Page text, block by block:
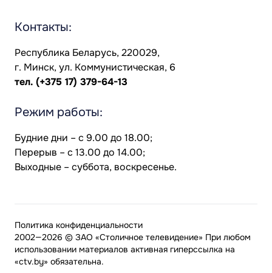
Контакты:
Республика Беларусь, 220029,
г. Минск, ул. Коммунистическая, 6
тел. (+375 17) 379-64-13
Режим работы:
Будние дни – с 9.00 до 18.00;
Перерыв – с 13.00 до 14.00;
Выходные – суббота, воскресенье.
2002—2026 © ЗАО «Столичное телевидение» При любом
использовании материалов активная гиперссылка на
«ctv.by» обязательна.
Политика конфиденциальности